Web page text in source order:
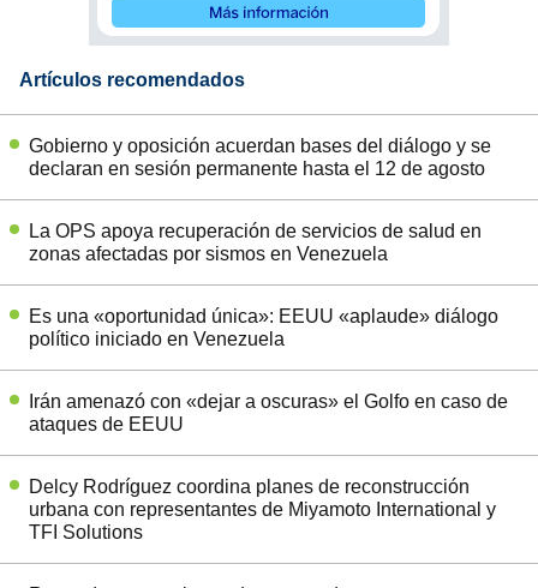
Artículos recomendados
Gobierno y oposición acuerdan bases del diálogo y se
declaran en sesión permanente hasta el 12 de agosto
La OPS apoya recuperación de servicios de salud en
zonas afectadas por sismos en Venezuela
Es una «oportunidad única»: EEUU «aplaude» diálogo
político iniciado en Venezuela
Irán amenazó con «dejar a oscuras» el Golfo en caso de
ataques de EEUU
Delcy Rodríguez coordina planes de reconstrucción
urbana con representantes de Miyamoto International y
TFI Solutions